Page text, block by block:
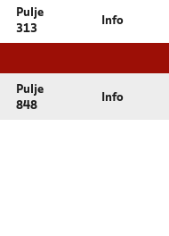
Pulje
313
Info
Pulje
848
Info